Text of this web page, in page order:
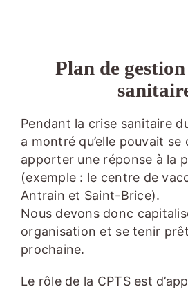
Plan de
Pendant la crise sanitaire
a montré qu’elle pouvait
apporter une réponse à la
(exemple : le centre de
Antrain et Saint-Brice).
Nous devons donc
organisation et se tenir
prochaine.
Le rôle de la CPTS est